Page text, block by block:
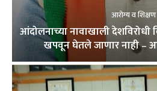
आरोग्य व शिक्षण
आंदोलनाच्या नावाखाली देशविरोधी
खपवून घेतले जाणार नाही –